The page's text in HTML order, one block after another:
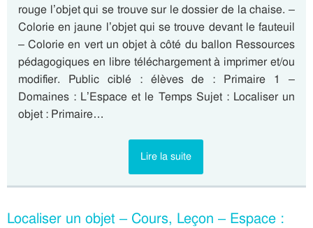
rouge l’objet qui se trouve sur le dossier de la chaise. –
Colorie en jaune l’objet qui se trouve devant le fauteuil
– Colorie en vert un objet à côté du ballon Ressources
pédagogiques en libre téléchargement à imprimer et/ou
modifier. Public ciblé : élèves de : Primaire 1 –
Domaines : L’Espace et le Temps Sujet : Localiser un
objet : Primaire…
Lire la suite
Localiser un objet – Cours, Leçon – Espace :